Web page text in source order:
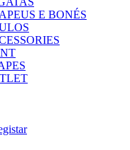
E BONÉS